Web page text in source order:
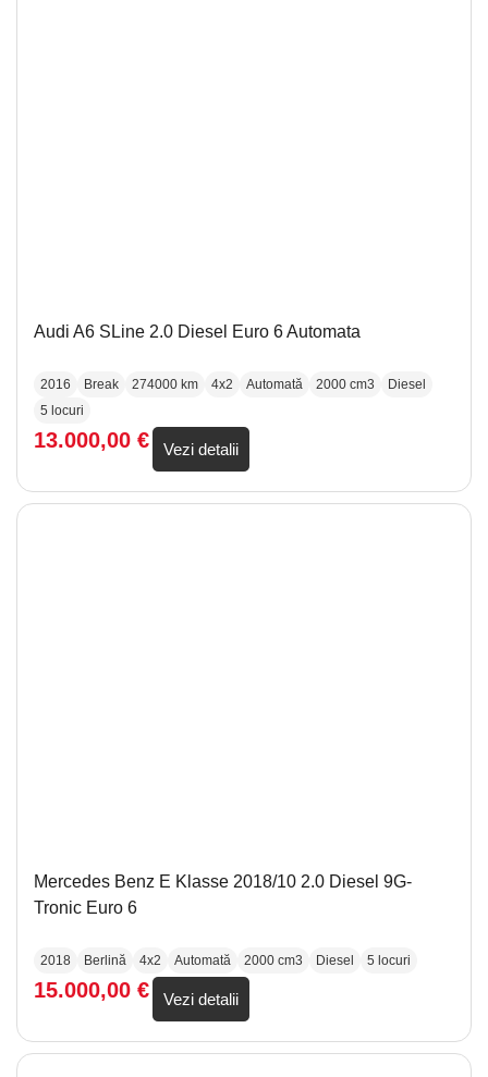
Audi A6 SLine 2.0 Diesel Euro 6 Automata
2016 Break 274000 km 4x2 Automată 2000 cm3
Diesel
5 locuri
13.000,00 € Vezi detalii
Mercedes Benz E Klasse 2018/10 2.0 Diesel 9G-
Tronic Euro 6
2018 Berlină 4x2 Automată 2000 cm3 Diesel 5 locuri
15.000,00 € Vezi detalii